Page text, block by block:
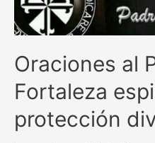
Oraciones al
Fortaleza
protección